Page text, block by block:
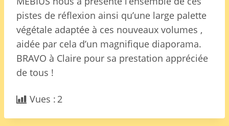
pistes de réflexion ainsi qu’une large palette
végétale adaptée à ces nouveaux volumes ,
aidée par cela d’un magnifique diaporama.
BRAVO à Claire pour sa prestation appréciée
de tous !
Vues : 2